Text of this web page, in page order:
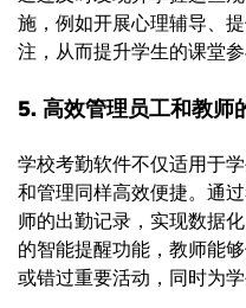
施，例如开展心理辅导、
注，从而提升学生的课堂参
5. 高效管理员工和教师
学校考勤软件不仅适用于
和管理同样高效便捷。通
师的出勤记录，实现数据
的智能提醒功能，教师能
或错过重要活动，同时为